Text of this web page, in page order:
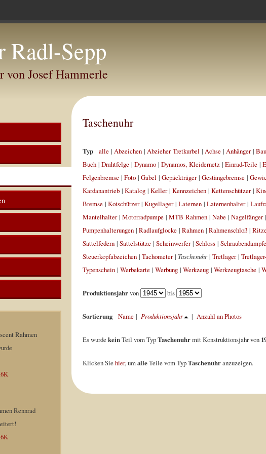
Radl-Sepp
von Josef Hammerle
Rahmen
Rennrad
Taschenuhr
Typ alle| Abzeichen| Abzieher Tretkurbel | Achse| Anhänger|
Buch| Drahtfelge| Dynamo| Dynamos, Kleidernetz| Einrad-Teile|
Felgenbremse| Foto| Gabel | Gepäckträger| Gestängebremse|
Kardanantrieb| Katalog| Keller| Kennzeichen| Kettenschützer|
Bremse| Kotschützer| Kugellager| Laternen| Laternenhalter|
Mantelhalter| Motorradpumpe| MTB Rahmen| Nabe| Nagelfänger|
Pumpenhalterungen| Radlaufglocke| Rahmen| Rahmenschloß|
Sattelfedern| Sattelstütze| Scheinwerfer| Schloss|
Steuerkopfabzeichen| Tachometer| Taschenuhr| Tretlager|
Typenschein| Werbekarte| Werbung| Werkzeug| Werkzeugtasche|
Produktionsjahrvon bis
Sortierung Name| Produktionsjahr | Anzahl an Photos
Es wurdekeinTeil vom TypTaschenuhrmit Konstruktionsjahr von
Klicken Siehier, umalleTeile vom TypTaschenuhranzuzeigen.